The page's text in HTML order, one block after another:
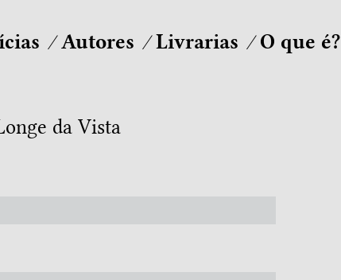
Autores Livrarias O que é?
da Vista